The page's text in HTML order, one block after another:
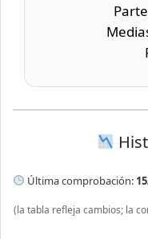
Última comprobación:
(la tabla refleja cambios; la